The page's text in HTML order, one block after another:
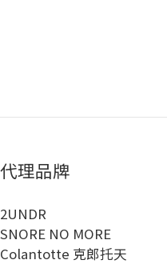
代理品牌
2UNDR
SNORE NO MORE
Colantotte 克郎托天